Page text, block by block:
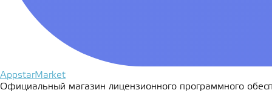
AppstarMarket
Официальный магазин лицензионного программного